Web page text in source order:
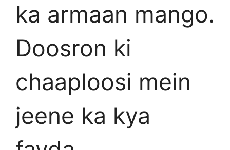
ka armaan mango.
Doosron ki
chaaploosi mein
jeene ka kya